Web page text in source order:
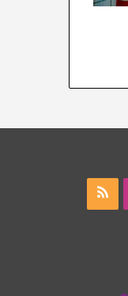
انستقرام